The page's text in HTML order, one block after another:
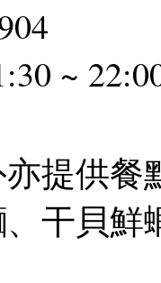
~
提供
干貝